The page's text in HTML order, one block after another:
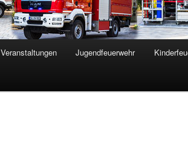
Veranstaltungen Jugendfeuerwehr